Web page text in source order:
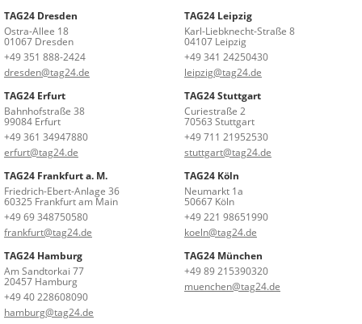
TAG24 Dresden
Ostra-Allee 18
01067 Dresden
+49 351 888-2424
dresden@tag24.de
TAG24 Leipzig
Karl-Liebknecht-Straße 8
04107 Leipzig
+49 341 24250430
leipzig@tag24.de
TAG24 Erfurt
Bahnhofstraße 38
99084 Erfurt
+49 361 34947880
erfurt@tag24.de
TAG24 Stuttgart
Curiestraße 2
70563 Stuttgart
+49 711 21952530
stuttgart@tag24.de
TAG24 Frankfurt a. M.
Friedrich-Ebert-Anlage 36
60325 Frankfurt am Main
+49 69 348750580
frankfurt@tag24.de
TAG24 Köln
Neumarkt 1a
50667 Köln
+49 221 98651990
koeln@tag24.de
TAG24 Hamburg
Am Sandtorkai 77
20457 Hamburg
+49 40 228608090
hamburg@tag24.de
TAG24 München
+49 89 215390320
muenchen@tag24.de